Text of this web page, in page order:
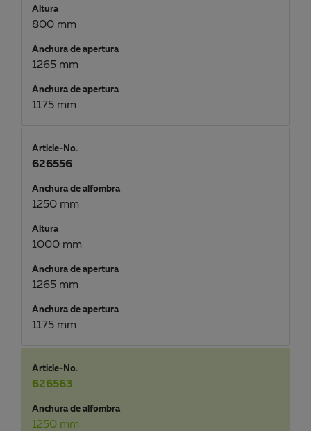
Altura
800 mm
Anchura de apertura
1265 mm
Anchura de apertura
1175 mm
Article-No.
626556
Anchura de alfombra
1250 mm
Altura
1000 mm
Anchura de apertura
1265 mm
Anchura de apertura
1175 mm
Article-No.
626563
Anchura de alfombra
1250 mm